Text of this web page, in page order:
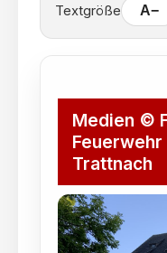
Textgröße A−
Medien ©
Trattnach